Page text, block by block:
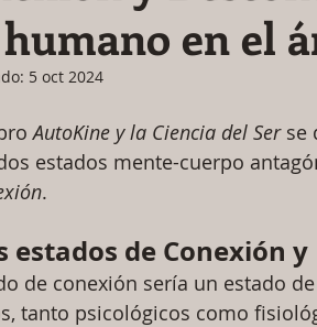
en el
5 oct 2024
AutoKine y la Ciencia del Ser se
estados mente-cuerpo
.
estados de Conexión
de conexión sería un estado
tanto psicológicos como